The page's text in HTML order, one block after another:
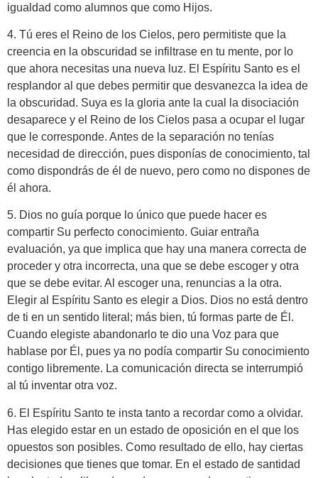
igualdad como alumnos que como Hijos.
4. Tú eres el Reino de los Cielos, pero permitiste que la
creencia en la obscuridad se infiltrase en tu mente, por lo
que ahora necesitas una nueva luz. El Espíritu Santo es el
resplandor al que debes permitir que desvanezca la idea de
la obscuridad. Suya es la gloria ante la cual la disociación
desaparece y el Reino de los Cielos pasa a ocupar el lugar
que le corresponde. Antes de la separación no tenías
necesidad de dirección, pues disponías de conocimiento, tal
como dispondrás de él de nuevo, pero como no dispones de
él ahora.
5. Dios no guía porque lo único que puede hacer es
compartir Su perfecto conocimiento. Guiar entraña
evaluación, ya que implica que hay una manera correcta de
proceder y otra incorrecta, una que se debe escoger y otra
que se debe evitar. Al escoger una, renuncias a la otra.
Elegir al Espíritu Santo es elegir a Dios. Dios no está dentro
de ti en un sentido literal; más bien, tú formas parte de Él.
Cuando elegiste abandonarlo te dio una Voz para que
hablase por Él, pues ya no podía compartir Su conocimiento
contigo libremente. La comunicación directa se interrumpió
al tú inventar otra voz.
6. El Espíritu Santo te insta tanto a recordar como a olvidar.
Has elegido estar en un estado de oposición en el que los
opuestos son posibles. Como resultado de ello, hay ciertas
decisiones que tienes que tomar. En el estado de santidad